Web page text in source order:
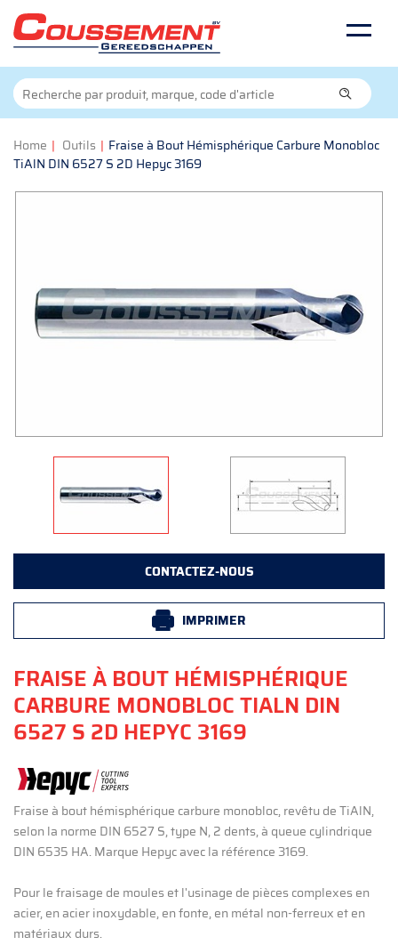
Home | Outils | Fraise à Bout Hémisphérique Carbure Monobloc
TiAlN DIN 6527 S 2D Hepyc 3169
CONTACTEZ-NOUS
IMPRIMER
FRAISE À BOUT HÉMISPHÉRIQUE
CARBURE MONOBLOC TIALN DIN
6527 S 2D HEPYC 3169
Fraise à bout hémisphérique carbure monobloc, revêtu de TiAlN,
selon la norme DIN 6527 S, type N, 2 dents, à queue cylindrique
DIN 6535 HA. Marque Hepyc avec la référence 3169.
Pour le fraisage de moules et l'usinage de pièces complexes en
acier, en acier inoxydable, en fonte, en métal non-ferreux et en
matériaux durs.